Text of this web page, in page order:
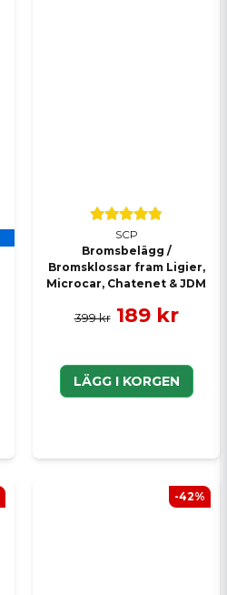
SCP
Bromsbelägg /
Bromsklossar fram Ligier,
Microcar, Chatenet & JDM
399 kr 189 kr
LÄGG I KORGEN
-42%